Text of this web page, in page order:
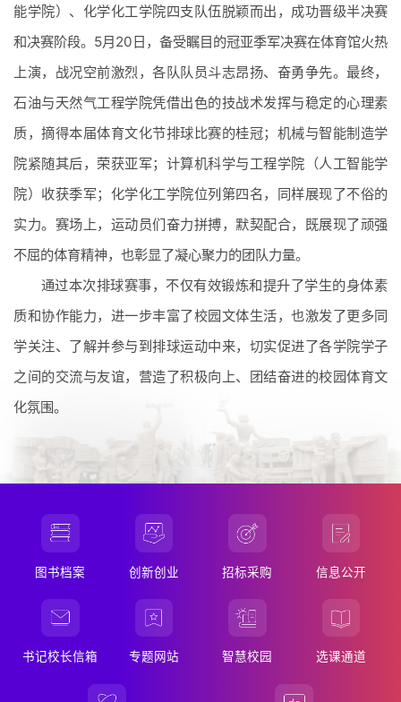
本科生 研究生
国际学生
办学理念 形象标识
校园文化
重科校史
校园风光
能学院）、化学化工学院四支队伍脱颖而出，成功晋级半决赛
和决赛阶段。5月20日，备受瞩目的冠亚季军决赛在体育馆火热
上演，战况空前激烈，各队队员斗志昂扬、奋勇争先。最终，
石油与天然气工程学院凭借出色的技战术发挥与稳定的心理素
质，摘得本届体育文化节排球比赛的桂冠；机械与智能制造学
院紧随其后，荣获亚军；计算机科学与工程学院（人工智能学
院）收获季军；化学化工学院位列第四名，同样展现了不俗的
实力。赛场上，运动员们奋力拼搏，默契配合，既展现了顽强
不屈的体育精神，也彰显了凝心聚力的团队力量。
通过本次排球赛事，不仅有效锻炼和提升了学生的身体素
质和协作能力，进一步丰富了校园文体生活，也激发了更多同
学关注、了解并参与到排球运动中来，切实促进了各学院学子
之间的交流与友谊，营造了积极向上、团结奋进的校园体育文
化氛围。
图书档案 创新创业 招标采购 信息公开
书记校长信箱 专题网站 智慧校园 选课通道